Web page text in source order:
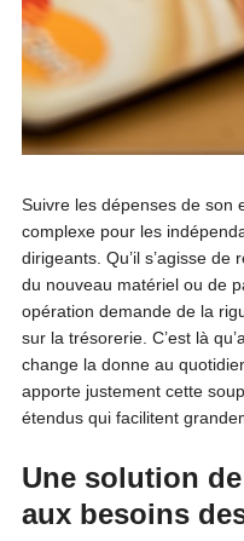
Suivre les dépenses de son
complexe pour les
dirigeants. Qu’il s’agisse de
du nouveau matériel ou de
opération demande de la
sur la trésorerie. C’est là
change la donne au
apporte justement cette
étendus qui facilitent
Une solution
aux besoins